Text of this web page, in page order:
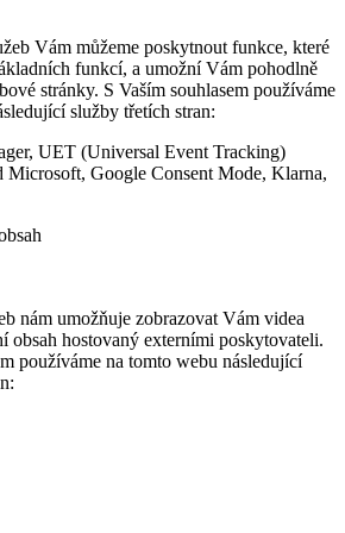
Vám můžeme poskytnout funkce, které
funkcí, a umožní Vám pohodlně
stránky. S Vaším souhlasem používáme
služby třetích stran:
UET (Universal Event Tracking)
Microsoft, Google Consent Mode, Klarna,
nám umožňuje zobrazovat Vám videa
obsah hostovaný externími poskytovateli.
používáme na tomto webu následující